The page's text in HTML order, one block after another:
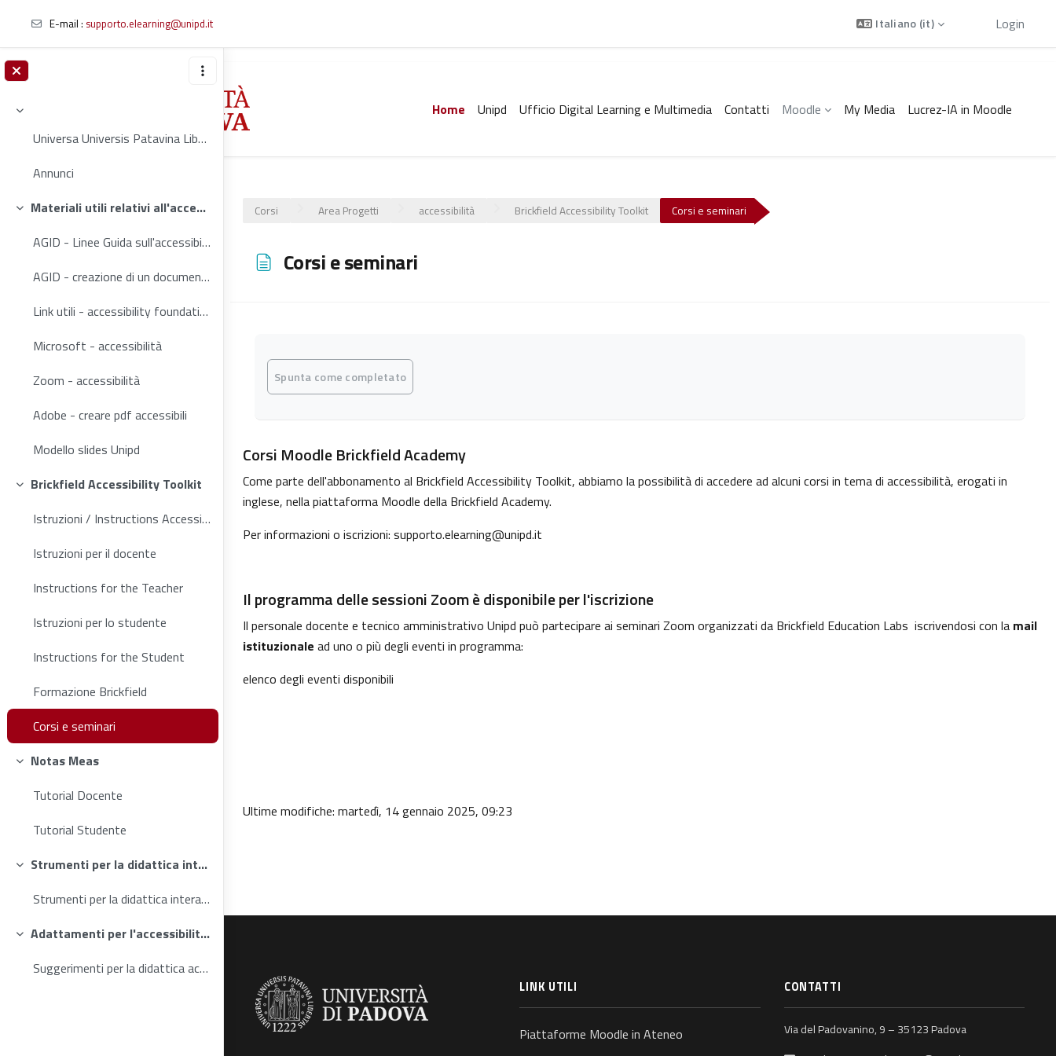
Vai al contenuto principale
E-mail : supporto.elearning@unipd.it Italiano ‎(it)‎ Login
Home Unipd Ufficio Digital Learning e Multimedia Contatti Moodle My Media Lucrez-IA in Moodle
Minimizza
Universa Universis Patavina Libertas Contribuisci ...
Annunci
Minimizza
Materiali utili relativi all'accessibilità web
AGID - Linee Guida sull'accessibilità degli strumenti informatici (2020)
AGID - creazione di un documento accessibile
Link utili - accessibility foundations
Microsoft - accessibilità
Zoom - accessibilità
Adobe - creare pdf accessibili
Modello slides Unipd
Minimizza
Brickfield Accessibility Toolkit
Istruzioni / Instructions Accessibility Toolkit
Istruzioni per il docente
Instructions for the Teacher
Istruzioni per lo studente
Instructions for the Student
Formazione Brickfield
Corsi e seminari
Minimizza
Notas Meas
Tutorial Docente
Tutorial Studente
Minimizza
Strumenti per la didattica interattiva
Strumenti per la didattica interattiva a supporto dei docenti
Minimizza
Adattamenti per l'accessibilità e la didattica inclusiva
Suggerimenti per la didattica accessibile e inclusiva a supporto dei docenti
Corsi Area Progetti accessibilità Brickfield Accessibility Toolkit Corsi e seminari
Corsi e seminari
Aggregazione dei criteri
Spunta come completato
Corsi Moodle Brickfield Academy
Come parte dell'abbonamento al Brickfield Accessibility Toolkit, abbiamo la possibilità di accedere ad alcuni corsi in tema di accessibilità, erogati in
inglese, nella piattaforma Moodle della Brickfield Academy.
Per informazioni o iscrizioni: supporto.elearning@unipd.it
Il programma delle sessioni Zoom è disponibile per l'iscrizione
Il personale docente e tecnico amministrativo Unipd può partecipare ai seminari Zoom organizzati da Brickfield Education Labs iscrivendosi con la mail
istituzionale ad uno o più degli eventi in programma:
elenco degli eventi disponibili
Ultime modifiche: martedì, 14 gennaio 2025, 09:23
LINK UTILI
Piattaforme Moodle in Ateneo
CONTATTI
Via del Padovanino, 9 – 35123 Padova